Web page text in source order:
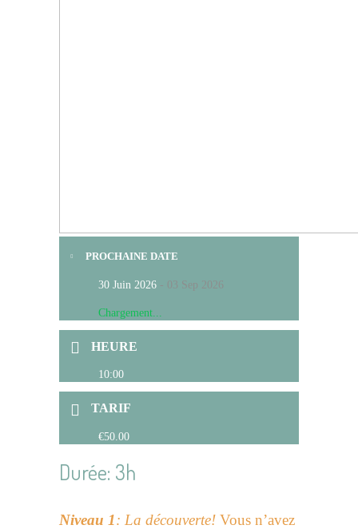
PROCHAINE DATE
30 Juin 2026 - 03 Sep 2026
Chargement...
HEURE
10:00
TARIF
€50.00
Durée: 3h
Niveau 1: La découverte! Vous n’avez